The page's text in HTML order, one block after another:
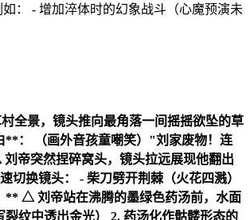
全景，镜头推向最角落一间摇摇欲坠的草
： （画外音孩童嘲笑）"刘家废物！连
帝突然捏碎窝头，镜头拉远展现他翻出
换镜头： - 柴刀劈开荆棘（火花四溅）
** △ 刘帝站在沸腾的墨绿色药汤前，水面
纹中透出金光） 2. 药汤化作骷髅形态的